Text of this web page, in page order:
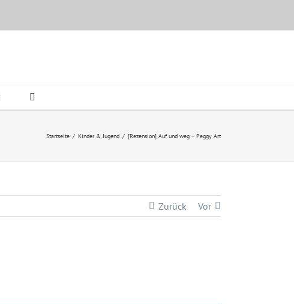
Startseite / Kinder & Jugend / [Rezension] Auf und weg – Peggy Art
Zurück Vor